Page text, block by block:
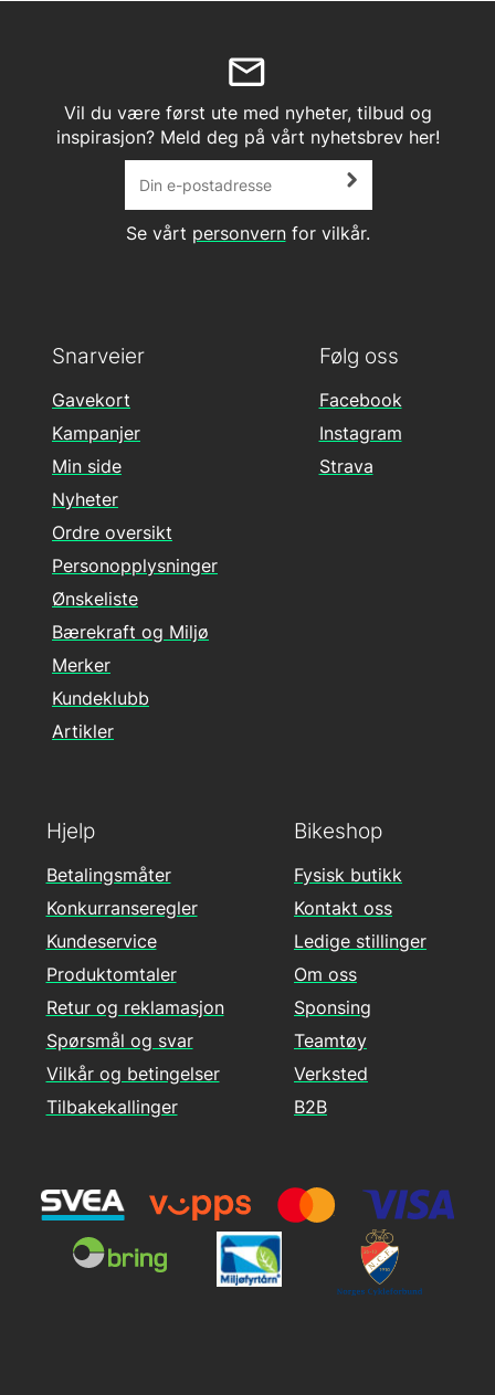
Vil du være først ute med nyheter, tilbud og
inspirasjon? Meld deg på vårt nyhetsbrev her!
Se vårt personvernfor vilkår.
Følg oss
Facebook
Instagram
Strava
Hjelp
Betalingsmåter
Konkurranseregler
Kundeservice
Produktomtaler
Retur og reklamasjon
Spørsmål og svar
Vilkår og betingelser
Tilbakekallinger
Snarveier
Gavekort
Kampanjer
Min side
Nyheter
Ordre oversikt
Personopplysninger
Ønskeliste
Bærekraft og Miljø
Merker
Kundeklubb
Artikler
Bikeshop
Fysisk butikk
Kontakt oss
Ledige stillinger
Om oss
Sponsing
Teamtøy
Verksted
B2B